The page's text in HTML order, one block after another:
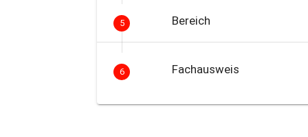
5 Bereich
6 Fachausweis